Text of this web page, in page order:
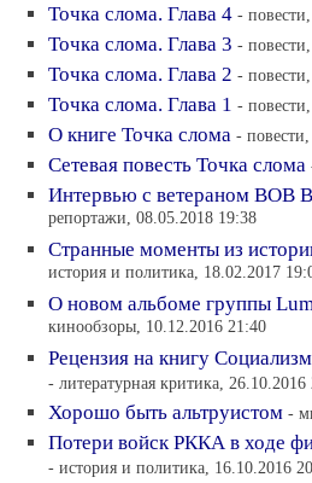
Точка слома. Глава 4 -
Точка слома. Глава 3 -
Точка слома. Глава 2 -
Точка слома. Глава 1 -
О книге Точка слома -
Сетевая повесть Точка слома
Интервью с ветераном ВОВ
репортажи, 08.05.2018 19:38
Странные моменты из
история и политика, 18.02.2017
О новом альбоме группы
кинообзоры, 10.12.2016 21:40
Рецензия на книгу
- литературная критика, 26.10.2016
Хорошо быть альтруистом -
Потери войск РККА в ходе
- история и политика, 16.10.2016